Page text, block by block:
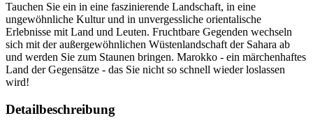
Tauchen Sie ein in eine faszinierende Landschaft, in eine
ungewöhnliche Kultur und in unvergessliche orientalische
Erlebnisse mit Land und Leuten. Fruchtbare Gegenden wechseln
sich mit der außergewöhnlichen Wüstenlandschaft der Sahara ab
und werden Sie zum Staunen bringen. Marokko - ein märchenhaftes
Land der Gegensätze - das Sie nicht so schnell wieder loslassen
wird!
Detailbeschreibung